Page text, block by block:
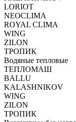
LORIOT
NEOCLIMA
ROYAL CLIMA
WING
ZILON
ТРОПИК
Водяные тепловые
ТЕПЛОМАШ
BALLU
KALASHNIKOV
WING
ZILON
ТРОПИК